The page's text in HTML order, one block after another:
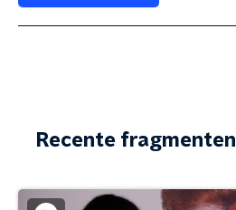
Recente fragmenten